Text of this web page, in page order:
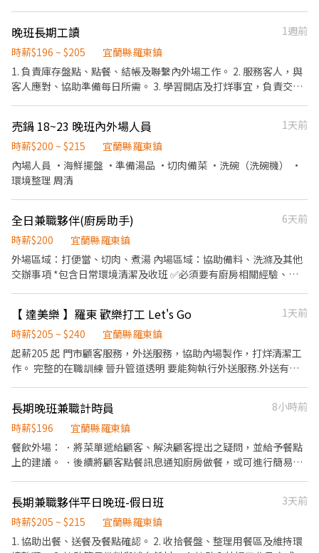
另有： ■ 每月門市考核優良獎金 【勤務時間｜Working Hours】
■ 每日工作 每日4~8小時 09:00~18:00 10:00~20:00 12:00~22:00
日出勤給予倍薪） 【完善培訓制度｜Training Program】 ■ 新人
培訓課程 ■ 壽司專業知識課程 ■ 顧客服務應對技巧 【職涯發展｜
Career Path】 在 爭鮮，你可以透過努力與學習持續成長。 ■ 兼職
→ 主任/中工 → 副店長 → 店經理 ■ 公司亦提供內部職務申請制度
管或進入總部職位。 【需求條件 | Qualifications】 ■ 服務有熱
忱、積極、責任感、適應力強、抗壓性佳 ■ 對日本文化、壽司產品
有興趣者 ■ 具備團隊合作精神 ■ 願意學習專業服務技能、願接受
公司培訓 ■ 親切有笑容，具相關工作經驗尤佳 台北市宜蘭/羅東區
聯合招募 宜蘭萬家福店 03 931 4476 宜蘭縣宜蘭市南門里民權路二
段38巷2號B2 羅東PLUS店 03 955 8469 宜蘭縣羅東鎮賢文里興東
路95-2號
結束後協助收店、清潔及物品歸位。 工作內容會依熟練程度安排，
剛開始會有人帶著操作，不會直接讓新人獨立作業。 餐期較忙，需
要動作俐落、能互相配合。無餐飲經驗也可以，只要願意學習、做
事負責、不隨意請假即可。 我們希望找能穩定、長期配合的夥伴，
晚班長期工讀
1週前
時薪$196 ~ $205
宜蘭縣羅東鎮
1. 負責庫存盤點、點餐、結帳及聯繫內外場工作。 2. 服務客人，與
客人應對、協助準備每日所需。 3. 學習開店及打烊事宜，負責交
設備及工作環境的安全衛生。 8.工作區域和設備的定期維護與保
養。
売鍋 18~23 晚班內外場人員
1天前
時薪$200 ~ $215
宜蘭縣羅東鎮
內場人員 •海鮮擺盤 •準備湯品 •切肉備菜 •洗碗（洗碗機） •
環境整理 周清
全日兼職夥伴(廚房助手)
6天前
時薪$200
宜蘭縣羅東鎮
外場區域：打便當、切肉、煮湯 內場區域：協助備料、洗滌及其他
交辦事項 *包含日常環境清潔及收班 ✅必須要有廚房相關經驗、會
【 達美樂 】羅東 歡樂打工 Let's Go
1天前
時薪$205 ~ $240
宜蘭縣羅東鎮
起薪205 起 門市顧客服務，外送服務，協助內場製作，打烊清潔工
作。 完整的在職訓練 晉升管道透明 要能夠執行外送服務.外送有額
長期晚班兼職計時員
8小時前
時薪$196
宜蘭縣羅東鎮
餐飲外場： ．將菜單遞給顧客、解決顧客提出之疑問，並給予餐點
上的建議。 ．後續將顧客點餐訊息通知廚房做餐，或可進行簡易餐
前與烹飪中之準備工作與其他餐廳相關事務。 ．負責洗、剝、削、
切各種食材。 ．負責清理工作環境、設備和餐具。 ．準備不同餐點
所需要的食材。 ．協助測量食材的容量與重量。 ．負責擺盤、打包
長期兼職夥伴平日晚班-假日班
3天前
時薪$205 ~ $215
宜蘭縣羅東鎮
1. 協助出餐、送餐及餐點確認。 2. 收拾餐盤、整理用餐區及維持環